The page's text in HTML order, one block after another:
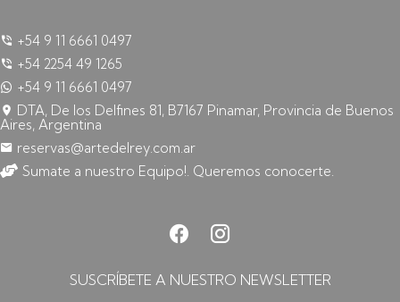
+54 9 11 6661 0497
+54 2254 49 1265
+54 9 11 6661 0497
DTA, De los Delfines 81, B7167 Pinamar, Provincia de Buenos
Aires, Argentina
reservas@artedelrey.com.ar
Sumate a nuestro Equipo!. Queremos conocerte.
SUSCRÍBETE A NUESTRO NEWSLETTER